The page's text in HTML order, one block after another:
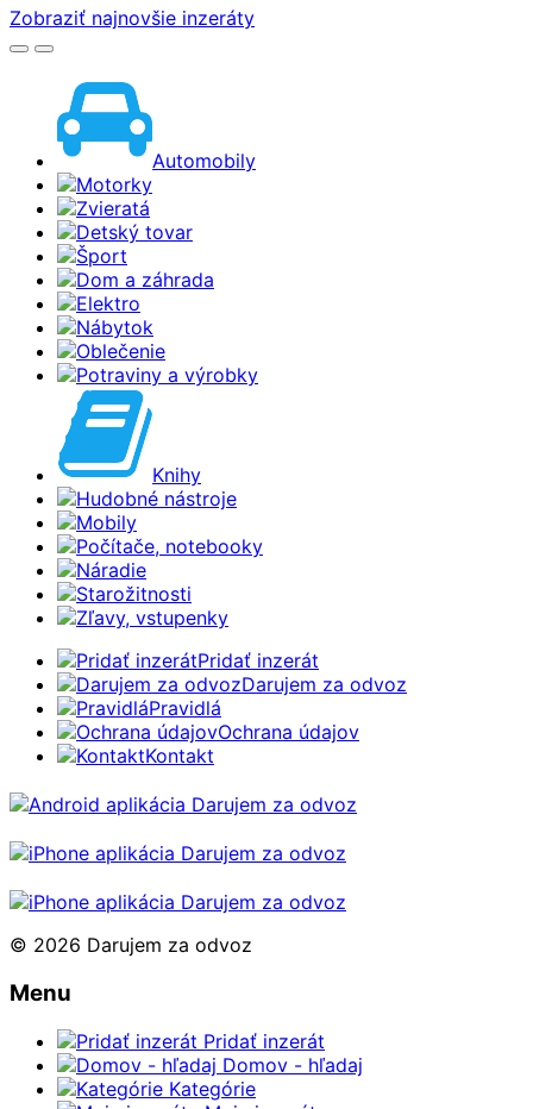
Zobraziť najnovšie inzeráty
Automobily
Motorky
Zvieratá
Detský tovar
Šport
Dom a záhrada
Elektro
Nábytok
Oblečenie
Potraviny a výrobky
Knihy
Hudobné nástroje
Mobily
Počítače, notebooky
Náradie
Starožitnosti
Zľavy, vstupenky
Pridať inzerát
Darujem za odvoz
Pravidlá
Ochrana údajov
Kontakt
© 2026 Darujem za odvoz
Menu
Pridať inzerát
Domov - hľadaj
Kategórie